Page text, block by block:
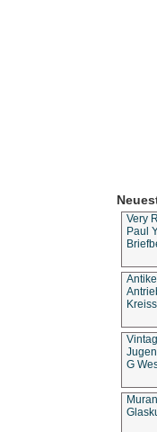
Very
Paul
G